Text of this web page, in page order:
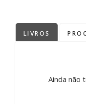
LIVROS
Ainda não